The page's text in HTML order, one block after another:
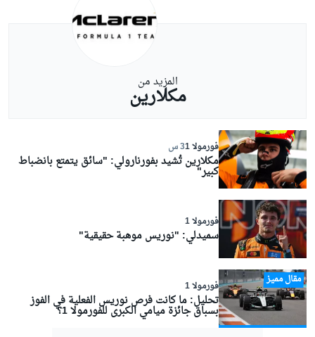
المزيد من
مكلارين
فورمولا 1 3 س
مكلارين تُشيد بفورنارولي: "سائق يتمتع بانضباط
كبير"
فورمولا 1
سميدلي: "نوريس موهبة حقيقية"
مقال مميز فورمولا 1
تحليل: ما كانت فرص نوريس الفعلية في الفوز
بسباق جائزة ميامي الكبرى للفورمولا 1؟